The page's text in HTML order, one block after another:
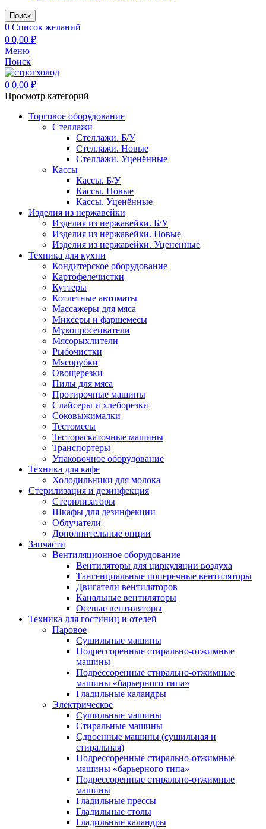
Поиск
0 Список желаний
0 0,00 ₽
Меню
Поиск
0 0,00 ₽
Просмотр категорий
Торговое оборудование
Стеллажи
Стеллажи. Б/У
Стеллажи. Новые
Стеллажи. Уценённые
Кассы
Кассы. Б/У
Кассы. Новые
Кассы. Уценённые
Изделия из нержавейки
Изделия из нержавейки. Б/У
Изделия из нержавейки. Новые
Изделия из нержавейки. Уцененные
Техника для кухни
Кондитерское оборудование
Картофелечистки
Куттеры
Котлетные автоматы
Массажеры для мяса
Миксеры и фаршемесы
Мукопросеиватели
Мясорыхлители
Рыбочистки
Мясорубки
Овощерезки
Пилы для мяса
Протирочные машины
Слайсеры и хлеборезки
Соковыжималки
Тестомесы
Тестораскаточные машины
Транспортеры
Упаковочное оборудование
Техника для кафе
Холодильники для молока
Стерилизация и дезинфекция
Стерилизаторы
Шкафы для дезинфекции
Облучатели
Дополнительные опции
Запчасти
Вентиляционное оборудование
Вентиляторы для циркуляции воздуха
Тангенциальные поперечные вентиляторы
Двигатели вентиляторов
Канальные вентиляторы
Осевые вентиляторы
Техника для гостиниц и отелей
Паровое
Cушильные машины
Подрессоренные стирально-отжимные
машины
Подрессоренные стирально-отжимные
машины «барьерного типа»
Гладильные каландры
Электрическое
Сушильные машины
Стиральные машины
Сдвоенные машины (сушильная и
стиральная)
Подрессоренные стирально-отжимные
машины «барьерного типа»
Подрессоренные стирально-отжимные
машины
Гладильные прессы
Гладильные столы
Гладильные каландры